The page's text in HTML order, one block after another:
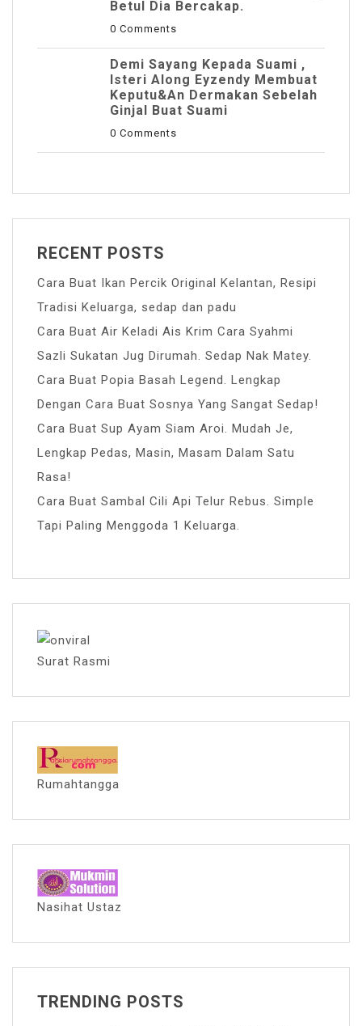
Betul Dia Bercakap.
0 Comments
Demi Sayang Kepada Suami ,
Isteri Along Eyzendy Membuat
Keputu&an Dermakan Sebelah
Ginjal Buat Suami
0 Comments
RECENT POSTS
Cara Buat Ikan Percik Original Kelantan, Resipi
Tradisi Keluarga, sedap dan padu
Cara Buat Air Keladi Ais Krim Cara Syahmi
Sazli Sukatan Jug Dirumah. Sedap Nak Matey.
Cara Buat Popia Basah Legend. Lengkap
Dengan Cara Buat Sosnya Yang Sangat Sedap!
Cara Buat Sup Ayam Siam Aroi. Mudah Je,
Lengkap Pedas, Masin, Masam Dalam Satu
Rasa!
Cara Buat Sambal Cili Api Telur Rebus. Simple
Tapi Paling Menggoda 1 Keluarga.
Surat Rasmi
Rumahtangga
Nasihat Ustaz
TRENDING POSTS